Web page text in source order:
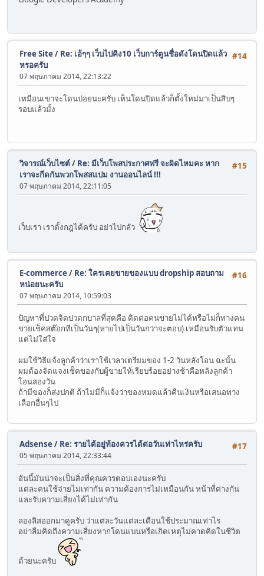
#14
Free Site/ Re: เอ้ๆๆ เว็บไปคิง10 เว็บการ์ตูนชื่อดังโดนปิดแล้ว
หรอครับ
07 พฤษภาคม 2014, 22:13:22
เหมือนเขาจะโดนบ่อยนะครับ เห็นโดนปิดแล้วก็ตั้งใหม่มาเป็นสิบๆ
รอบแล้วมั้ง
#15
วิจารณ์เว็บไซต์/ Re: มีเว็บโพสประกาศฟรี จะผิดไหมคะ หาก
เราจะกีดกันพวกโพสสแปม งานออนไลน์ !!!
07 พฤษภาคม 2014, 22:11:05
เว็บเรา เราตั้งกฎได้ครับ อย่าไปกลัว
#16
E-commerce/ Re: ใครเคยขายของแบบ dropship สอบถาม
หน่อยนะครับ
07 พฤษภาคม 2014, 10:59:03
ปัญหาที่ปวดจิตปวดกบาลที่สุดคือ ติดต่อคนขายไม่ได้หรือไม่ก็ทางคน
ขายเช็คสต๊อกทีเป็นวันๆ(หายไปเป็นวันกว่าจะตอบ) เหมือนรับตัวแทน
แต่ไม่ใส่ใจ
ผมใช้วิธีแจ้งลูกค้าว่าเราใช้เวลาเตรียมของ 1-2 วันหลังโอน ฉะนั้น
ผมต้องจัดแจงเช็คของกับผู้ขายให้เรียบร้อยอย่างช้าคือหลังลูกค้า
โอนสองวัน
ถ้ามีของก็ส่งปกติ ถ้าไม่มีก็แจ้งว่าของหมดแล้วคืนเงินหรือเสนอทาง
เลือกอื่นๆไป
#17
Adsense/ Re: รายได้อยู่ท้องควรได้ต่อวันเท่าไหร่ครับ
05 พฤษภาคม 2014, 22:33:44
อันนี้มันน่าจะเป็นสิ่งที่คุณควรตอบเองนะครับ
แต่ละคนใช้จ่ายไม่เท่ากัน ความต้องการไม่เหมือนกัน หน้าที่ต่างกัน
และรับความเสี่ยงได้ไม่เท่ากัน
ลองลิสออกมาดูครับ ว่าแต่ละวันแต่ละเดือนใช้ประมาณเท่าไร
อย่าลืมคิดถึงความเสี่ยงหากโดนแบนหรือเกิดเหตุไม่คาดคิดในชีวิต
ด้วยนะครับ